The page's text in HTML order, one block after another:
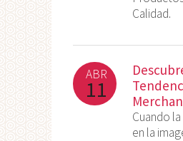
Calidad.
ABR
11
Cuando
en la